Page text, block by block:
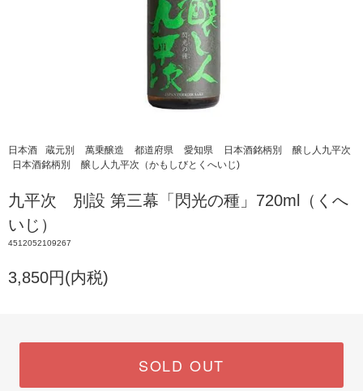
日本酒 蔵元別 萬乗醸造 都道府県 愛知県 日本酒銘柄別
醸し人九平次
日本酒銘柄別
醸し人九平次（かもしびとくへいじ)
九平次 別設 第三幕「閃光の種」720ml（くへ
いじ）
4512052109267
3,850円(内税)
SOLD OUT